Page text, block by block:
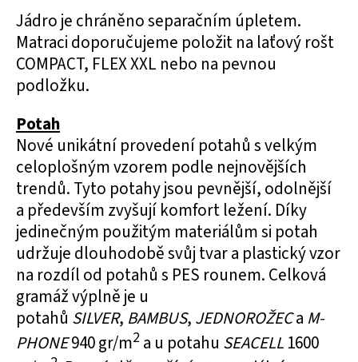
Jádro je chráněno separačním úpletem.
Matraci doporučujeme položit na laťový rošt
COMPACT, FLEX XXL nebo na pevnou
podložku.
Potah
Nové unikátní provedení potahů s velkým
celoplošným vzorem podle nejnovějších
trendů. Tyto potahy jsou pevnější, odolnější
a především zvyšují komfort ležení. Díky
jedinečným použitým materiálům si potah
udržuje dlouhodobě svůj tvar a plastický vzor
na rozdíl od potahů s PES rounem. Celková
gramáž výplně je u
potahů SILVER, BAMBUS, JEDNOROŽECa M-
PHONE940 gr/m2 a u potahu SEACELL 1600